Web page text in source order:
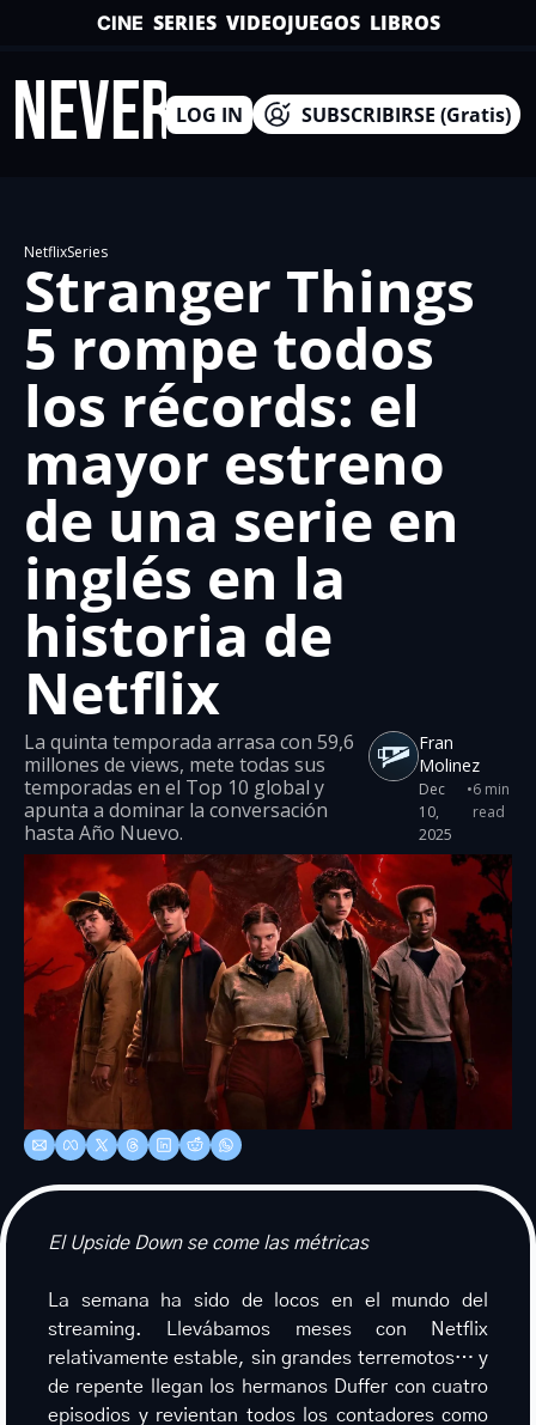
CINE SERIES VIDEOJUEGOS LIBROS
LOG IN SUBSCRIBIRSE (Gratis)
NetflixSeries
Stranger Things
5 rompe todos
los récords: el
mayor estreno
de una serie en
inglés en la
historia de
Netflix
La quinta temporada arrasa con 59,6
millones de views, mete todas sus
temporadas en el Top 10 global y
apunta a dominar la conversación
hasta Año Nuevo.
Fran
Molinez
Dec
10,
2025
•6 min
read
El Upside Down se come las métricas
La semana ha sido de locos en el mundo del
streaming. Llevábamos meses con Netflix
relativamente estable, sin grandes terremotos… y
de repente llegan los hermanos Duffer con cuatro
episodios y revientan todos los contadores como